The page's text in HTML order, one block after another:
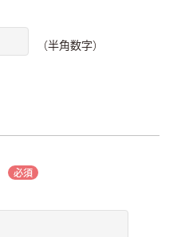
（半角数字）
必須